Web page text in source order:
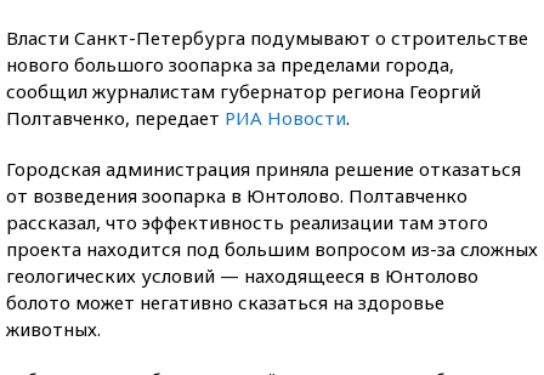
Власти Санкт-Петербурга подумывают о строительстве
нового большого зоопарка за пределами города,
сообщил журналистам губернатор региона Георгий
Полтавченко, передает РИА Новости.
Городская администрация приняла решение отказаться
от возведения зоопарка в Юнтолово. Полтавченко
рассказал, что эффективность реализации там этого
проекта находится под большим вопросом из-за сложных
геологических условий — находящееся в Юнтолово
болото может негативно сказаться на здоровье
животных.